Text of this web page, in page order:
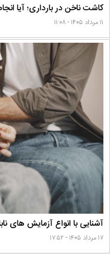
کاشت ناخن در بارداری؛ آیا
۱۱ مرداد ۱۴۰۵ - ۱۱:۰۸
آشنایی با انواع آزمایش های
۱۷ مرداد ۱۴۰۵ - ۱۷:۵۲